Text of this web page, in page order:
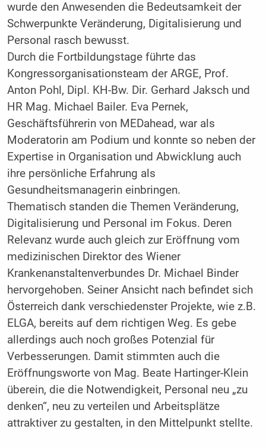
wurde den Anwesenden die Bedeutsamkeit der
Schwerpunkte Veränderung, Digitalisierung und
Personal rasch bewusst.
Durch die Fortbildungstage führte das
Kongressorganisationsteam der ARGE, Prof.
Anton Pohl, Dipl. KH-Bw. Dir. Gerhard Jaksch und
HR Mag. Michael Bailer. Eva Pernek,
Geschäftsführerin von MEDahead, war als
Moderatorin am Podium und konnte so neben der
Expertise in Organisation und Abwicklung auch
ihre persönliche Erfahrung als
Gesundheitsmanagerin einbringen.
Thematisch standen die Themen Veränderung,
Digitalisierung und Personal im Fokus. Deren
Relevanz wurde auch gleich zur Eröffnung vom
medizinischen Direktor des Wiener
Krankenanstaltenverbundes Dr. Michael Binder
hervorgehoben. Seiner Ansicht nach befindet sich
Österreich dank verschiedenster Projekte, wie z.B.
ELGA, bereits auf dem richtigen Weg. Es gebe
allerdings auch noch großes Potenzial für
Verbesserungen. Damit stimmten auch die
Eröffnungsworte von Mag. Beate Hartinger-Klein
überein, die die Notwendigkeit, Personal neu „zu
denken“, neu zu verteilen und Arbeitsplätze
attraktiver zu gestalten, in den Mittelpunkt stellte.